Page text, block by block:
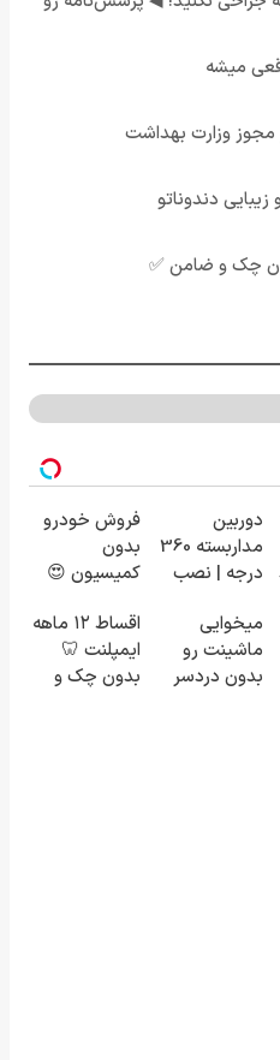
میشه
مجوز وزارت بهداشت
دندوناتو
دوربین
مداربسته 360
درجه | نصب
فروش خودرو
بدون
کمیسیون 😍
میخوایی
ماشینت رو
بدون دردسر
اقساط ۱۲ ماهه
ایمپلنت 🦷
بدون چک و